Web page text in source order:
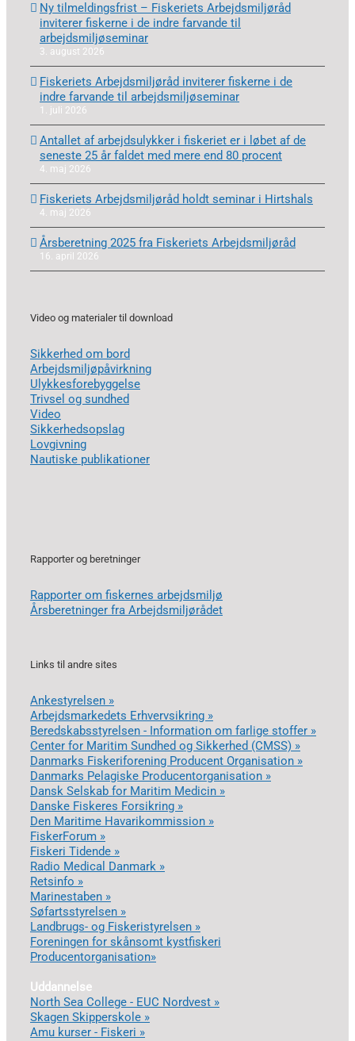
Ny tilmeldingsfrist – Fiskeriets Arbejdsmiljøråd
inviterer fiskerne i de indre farvande til
arbejdsmiljøseminar
3. august 2026
Fiskeriets Arbejdsmiljøråd inviterer fiskerne i de
indre farvande til arbejdsmiljøseminar
1. juli 2026
Antallet af arbejdsulykker i fiskeriet er i løbet af de
seneste 25 år faldet med mere end 80 procent
4. maj 2026
Fiskeriets Arbejdsmiljøråd holdt seminar i Hirtshals
4. maj 2026
Årsberetning 2025 fra Fiskeriets Arbejdsmiljøråd
16. april 2026
Video og materialer til download
Sikkerhed om bord
Arbejdsmiljøpåvirkning
Ulykkesforebyggelse
Trivsel og sundhed
Video
Sikkerhedsopslag
Lovgivning
Nautiske publikationer
Rapporter og beretninger
Rapporter om fiskernes arbejdsmiljø
Årsberetninger fra Arbejdsmiljørådet
Links til andre sites
Ankestyrelsen »
Arbejdsmarkedets Erhvervsikring »
Beredskabsstyrelsen - Information om farlige stoffer »
Center for Maritim Sundhed og Sikkerhed (CMSS) »
Danmarks Fiskeriforening Producent Organisation »
Danmarks Pelagiske Producentorganisation »
Dansk Selskab for Maritim Medicin »
Danske Fiskeres Forsikring »
Den Maritime Havarikommission »
FiskerForum »
Fiskeri Tidende »
Radio Medical Danmark »
Retsinfo »
Marinestaben »
Søfartsstyrelsen »
Landbrugs- og Fiskeristyrelsen »
Foreningen for skånsomt kystfiskeri
Producentorganisation»
Uddannelse
North Sea College - EUC Nordvest »
Skagen Skipperskole »
Amu kurser - Fiskeri »